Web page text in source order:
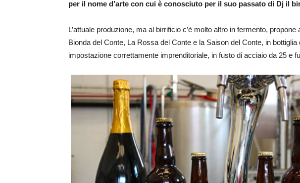
per il nome d’arte con cui è conosciuto per il suo passato di Dj il
L’attuale produzione, ma al birrificio c’è molto altro in fermento,
Bionda del Conte, La Rossa del Conte e la Saison del Conte, in
impostazione correttamente imprenditoriale, in fusto di acciaio da 25 e